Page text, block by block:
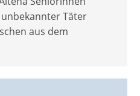
Täter
aus dem